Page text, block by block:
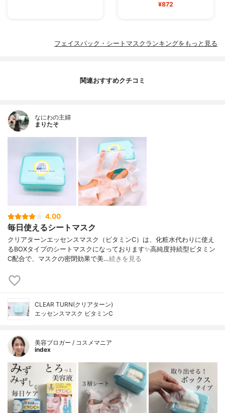
¥872
フェイスパック・シートマスクランキングをもっと見る
関連おすすめクチコミ
なにわの主婦
まりたそ
4.00
毎日使えるシートマスク
クリアターンエッセンスマスク（ビタミンC）は、化粧水代わりに使え
るBOXタイプのシートマスクになっております✨高純度持続型ビタミン
C配合で、マスクの密閉効果で美…続きを見る
CLEAR TURN(クリアターン)
エッセンスマスク ビタミンC
美容ブロガー / コスメマニア
index